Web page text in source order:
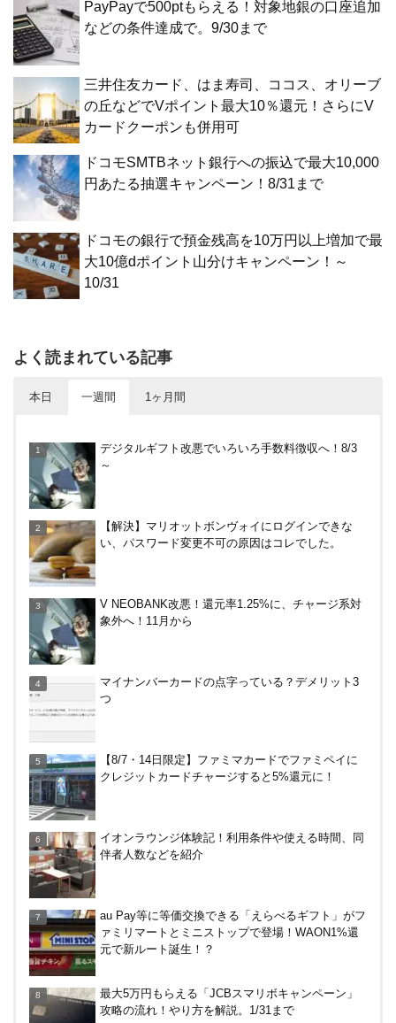
PayPayで500ptもらえる！対象地銀の口座追加
などの条件達成で。9/30まで
三井住友カード、はま寿司、ココス、オリーブ
の丘などでVポイント最大10％還元！さらにV
カードクーポンも併用可
ドコモSMTBネット銀行への振込で最大10,000
円あたる抽選キャンペーン！8/31まで
ドコモの銀行で預金残高を10万円以上増加で最
大10億dポイント山分けキャンペーン！～
10/31
よく読まれている記事
本日 一週間 1ヶ月間
ッシュバック！中小企業店舗の対象店舗で。～8/31
上げる鍵になる！オートチャージなどメリット・デ
メリットまとめ
型）を3ヶ月使ってみた感想
伴者人数などを紹介
還元率2%キャンペーン！2/1～3/31
が可能に！月末のみ残高200万円必要。1/1～
～
たる抽選キャンペーン！8/31まで
デジタルギフト改悪でいろいろ手数料徴収へ！8/3
～
【解決】マリオットボンヴォイにログインできな
い、パスワード変更不可の原因はコレでした。
V NEOBANK改悪！還元率1.25%に、チャージ系対
象外へ！11月から
マイナンバーカードの点字っている？デメリット3
つ
【8/7・14日限定】ファミマカードでファミペイに
クレジットカードチャージすると5%還元に！
イオンラウンジ体験記！利用条件や使える時間、同
伴者人数などを紹介
au Pay等に等価交換できる「えらべるギフト」がフ
ァミリマートとミニストップで登場！WAON1%還
元で新ルート誕生！？
最大5万円もらえる「JCBスマリボキャンペーン」
攻略の流れ！やり方を解説。1/31まで